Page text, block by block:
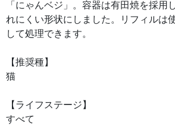
「にゃんベジ」。容器は有田焼を採用
れにくい形状にしました。リフィルは
して処理できます。
【推奨種】
猫
【ライフステージ】
すべて